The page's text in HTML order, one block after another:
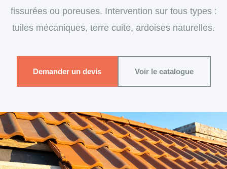
fissurées ou poreuses. Intervention sur tous types :
tuiles mécaniques, terre cuite, ardoises naturelles.
Demander un devis Voir le catalogue